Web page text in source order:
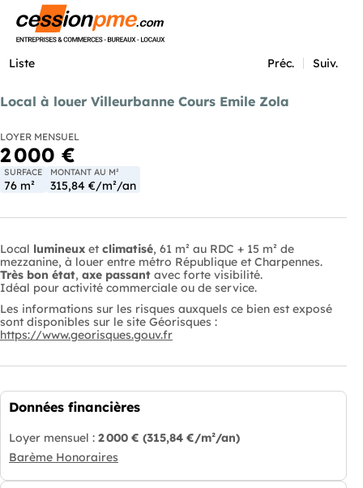
Liste Préc. Suiv.
Local à louer Villeurbanne Cours Emile Zola
LOYER MENSUEL
2 000 €
SURFACE
76 m²
MONTANT AU M²
315,84 €/m²/an
Local lumineux et climatisé, 61 m² au RDC + 15 m² de
mezzanine, à louer entre métro République et Charpennes.
Très bon état, axe passant avec forte visibilité.
Idéal pour activité commerciale ou de service.
Les informations sur les risques auxquels ce bien est exposé
sont disponibles sur le site Géorisques :
https://www.georisques.gouv.fr
Données financières
Loyer mensuel : 2 000 € (315,84 €/m²/an)
Barème Honoraires